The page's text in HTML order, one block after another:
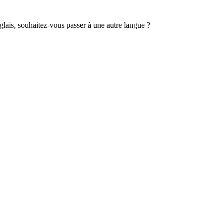
souhaitez-vous passer à une autre langue ?